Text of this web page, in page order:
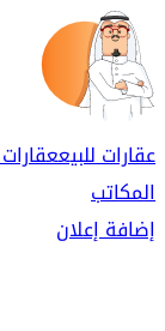
عقارات للبيععقارات
المكاتب
إضافة إعلان